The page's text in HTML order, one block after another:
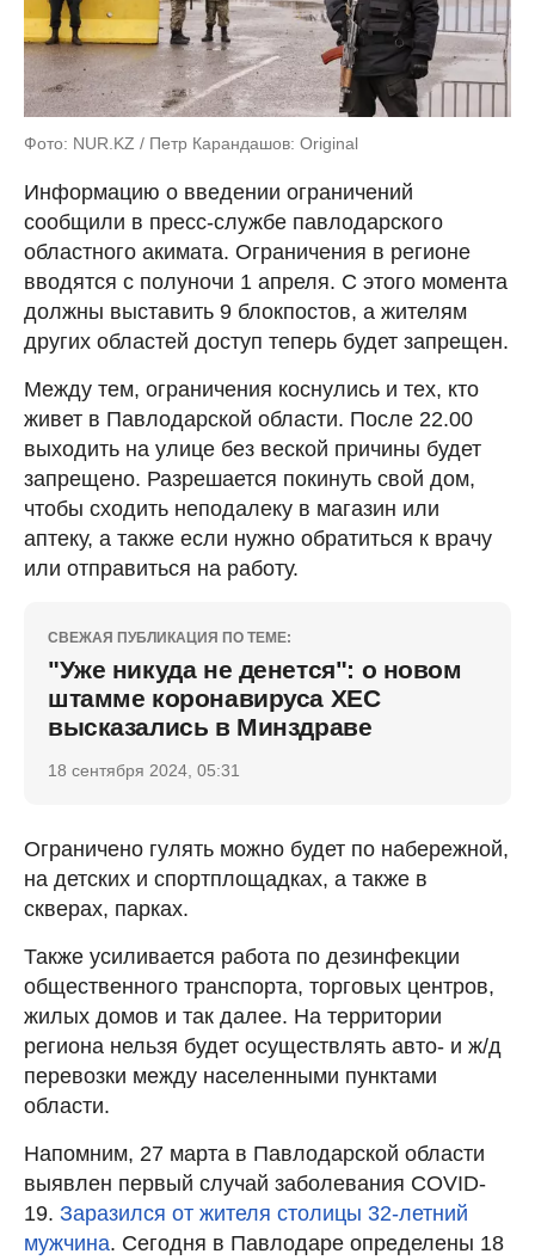
Фото: NUR.KZ / Петр Карандашов: Original
Информацию о введении ограничений
сообщили в пресс-службе павлодарского
областного акимата. Ограничения в регионе
вводятся с полуночи 1 апреля. С этого момента
должны выставить 9 блокпостов, а жителям
других областей доступ теперь будет запрещен.
Между тем, ограничения коснулись и тех, кто
живет в Павлодарской области. После 22.00
выходить на улице без веской причины будет
запрещено. Разрешается покинуть свой дом,
чтобы сходить неподалеку в магазин или
аптеку, а также если нужно обратиться к врачу
или отправиться на работу.
СВЕЖАЯ ПУБЛИКАЦИЯ ПО ТЕМЕ:
"Уже никуда не денется": о новом
штамме коронавируса ХЕС
высказались в Минздраве
18 сентября 2024, 05:31
Ограничено гулять можно будет по набережной,
на детских и спортплощадках, а также в
скверах, парках.
Также усиливается работа по дезинфекции
общественного транспорта, торговых центров,
жилых домов и так далее. На территории
региона нельзя будет осуществлять авто- и ж/д
перевозки между населенными пунктами
области.
Напомним, 27 марта в Павлодарской области
выявлен первый случай заболевания COVID-
19. Заразился от жителя столицы 32-летний
мужчина. Сегодня в Павлодаре определены 18